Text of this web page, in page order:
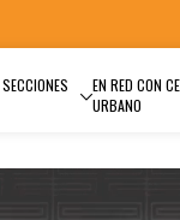
SECCIONES
EN RED CON
URBANO